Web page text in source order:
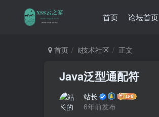
首页 论坛首页
首页 it技术社区 正文
Java泛型通配符
站长
6年前发布